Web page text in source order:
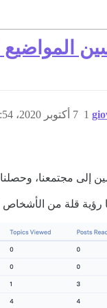
7 أكتوبر 2020، 1:54م 1
إلى مجتمعنا،
رؤية قلة من الأشخاص